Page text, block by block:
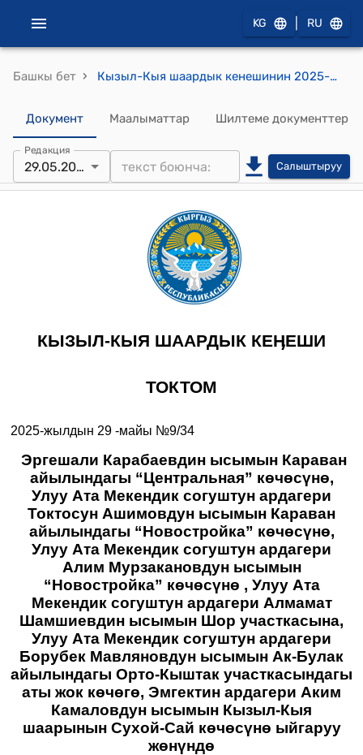
KG RU
Башкы бет › Кызыл-Кыя шаардык кенешинин 2025-жылдын 29-майындагы №9/34 "Эргешали Карабаевдин ысымын Караван айылындагы “Центральная” көчөсүнө, Улуу Ата Мекендик согуштун ардагери Токтосун Ашимовдун ысымын Караван айылындагы “Новостройка” көчөсүнө, Улуу Ата Мекендик согуштун ардагери Алим Мурзакановдун ысымын “Новостройка” көчөсүнө , Улуу Ата Мекендик согуштун ардагери Алмамат Шамшиевдин ысымын Шор участкасына, Улуу Ата Мекендик согуштун ардагери Борубек Мавляновдун ысымын Ак-Булак айылындагы Орто-Кыштак участкасындагы аты жок көчөгө, Эмгектин ардагери Аким Камаловдун ысымын Кызыл-Кыя шаарынын Сухой-Сай көчөсүнө ыйгаруу жөнүндө" токтому
Документ Маалыматтар Шилтеме документтер
Редакция
29.05.2025 Салыштыруу